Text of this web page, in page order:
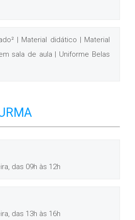
| Material didático | Material
sala de aula | Uniforme Belas
das 09h às 12h
das 13h às 16h